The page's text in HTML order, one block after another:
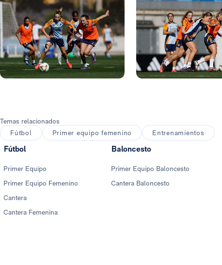
Temas relacionados
Fútbol
Primer equipo femenino Entrenamientos
Fútbol
Primer Equipo
Primer Equipo Femenino
Cantera
Cantera Femenina
Baloncesto
Primer Equipo Baloncesto
Cantera Baloncesto